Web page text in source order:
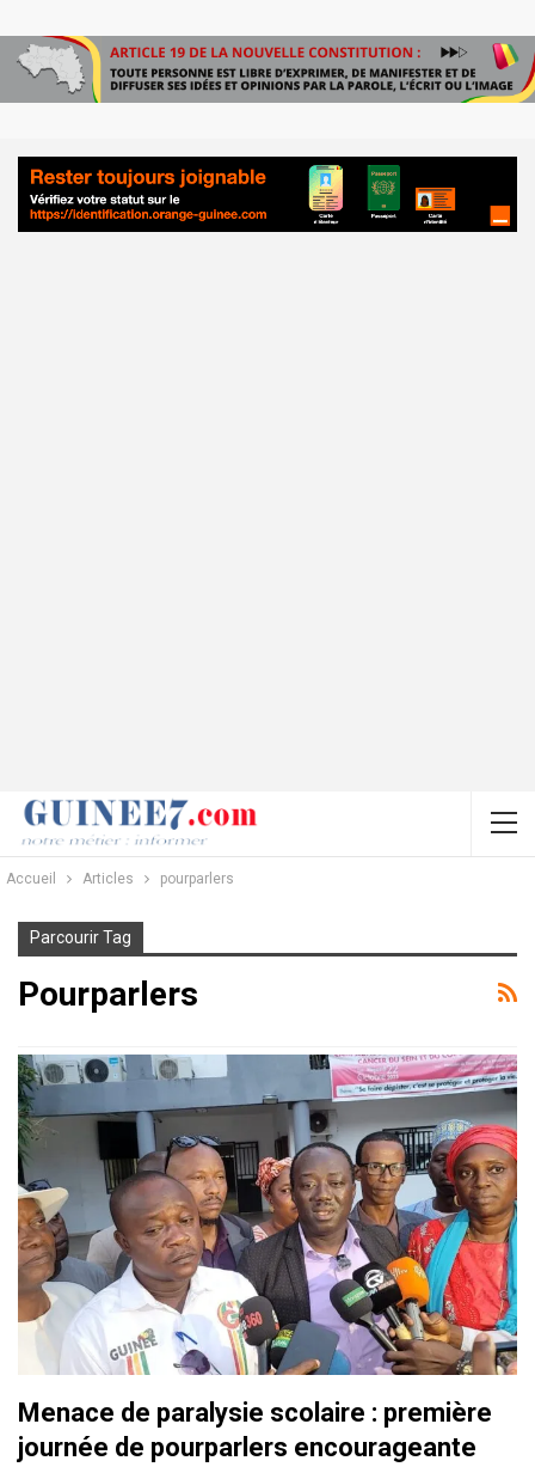
Accueil Articles pourparlers
Parcourir Tag
Pourparlers
Menace de paralysie scolaire : première
journée de pourparlers encourageante